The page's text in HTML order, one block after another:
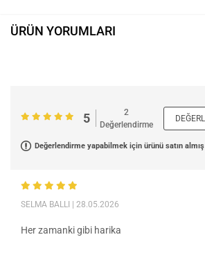
ÜRÜN YORUMLARI
5
2
Değerlendirme
Değerlendirme yapabilmek için ürünü satın
SELMA BALLI | 28.05.2026
Her zamanki gibi harika